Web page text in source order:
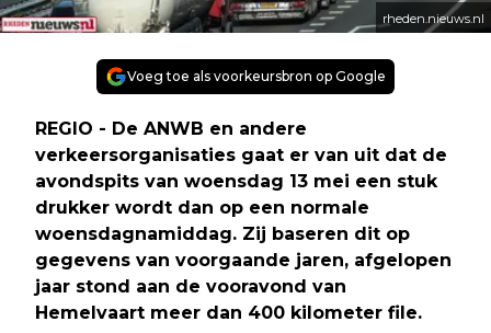
rheden.nieuws.nl
Voeg toe als voorkeursbron op Google
REGIO - De ANWB en andere
verkeersorganisaties gaat er van uit dat de
avondspits van woensdag 13 mei een stuk
drukker wordt dan op een normale
woensdagnamiddag. Zij baseren dit op
gegevens van voorgaande jaren, afgelopen
jaar stond aan de vooravond van
Hemelvaart meer dan 400 kilometer file.